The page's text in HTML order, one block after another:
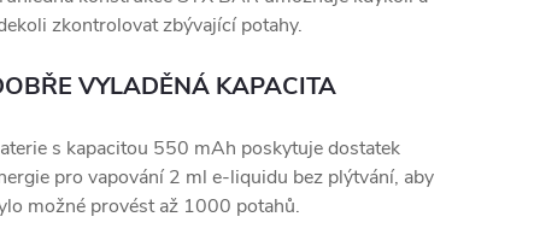
zkontrolovat zbývající potahy.
VYLADĚNÁ KAPACITA
s kapacitou 550 mAh poskytuje dostatek
pro vapování 2 ml e-liquidu bez plýtvání, aby
možné provést až 1000 potahů.